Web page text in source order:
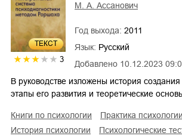
ТЕКСТ
3 Добавлено 10.12.2023
М. А. Ассанович
Год выхода: 2011
Язык: Русский
В руководстве изложены история создания
этапы его развития и теоретические
книги по психологии
практика психологии
история психологии
психологические